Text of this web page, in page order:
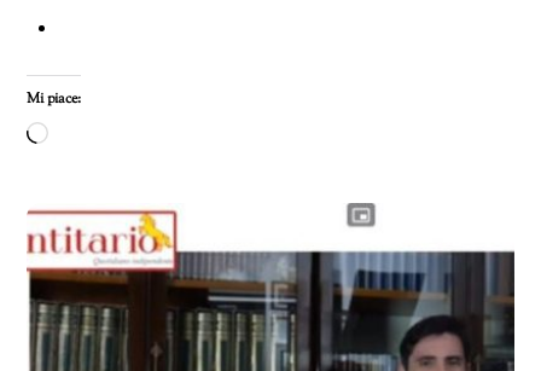
Mi piace:
Caricamento
corso…